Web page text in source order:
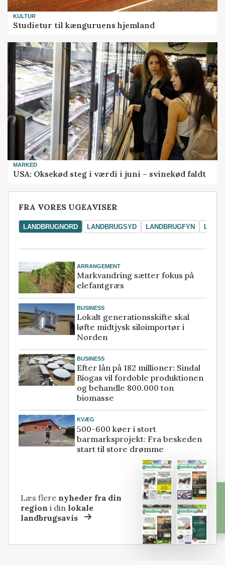
KULTUR
Studietur til kænguruens hjemland
MARKED
USA: Oksekød steg i værdi i juni – svinekød faldt
FRA VORES UGEAVISER
LANDBRUGNORD LANDBRUGSYD LANDBRUGFYN
ARRANGEMENT
Markvandring sætter fokus på
elefantgræs
BUSINESS
Lokalt generationsskifte skal
løfte midtjysk siloimportør i
Norden
BUSINESS
Efter lån på 182 millioner: Sindal
Biogas vil fordoble produktionen
og behandle 800.000 ton
biomasse
KVÆG
500-600 køer i stort
barmarksprojekt: Fra beskeden
start til store drømme
Læs flere nyheder fra din
region i dinlokale
landbrugsavis